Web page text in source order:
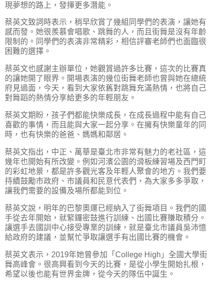
現夢想的路上，發揮更多潛能。
蔡英文致詞時表示，稍早欣賞了幾組同學們的表演，讓她有
感而發。她很羨慕會唱歌、跳舞的人，而且街舞是沒有年齡
限制的。同學們的表演非常精彩，相信評審老師們也面臨很
困難的選擇。
蔡英文也感謝主辦單位，她觀賞過許多比賽，這次的比賽真
的讓她開了眼界。開場表演的幾位街舞老師也曾與她在總統
府見過面，今天，看到大家依舊對跳舞充滿熱情，也將自己
對舞蹈的熱情分享給更多的年輕朋友。
蔡英文期盼，孩子們都能快樂成長，在成長過程中能有自己
喜歡的事情，而且能與大家一起分享。在擁有快樂童年的同
時，也有快樂的爸爸、媽媽和鄰居。
蔡英文指出，中正、萬華是臺北市非常有魅力的老社區，這
幾年也開始有所改變。例如河濱公園的滑板練習場及西門町
的彩虹地景，都是許多觀光客及年輕人聚會的地方。我們要
持續鼓勵市政府、市議員和民意代表們，為大家多多爭取，
讓我們需要的設備及場所都能到位。
蔡英文說，明年的巴黎奧運已經納入了街舞項目。我們的國
手從去年開始，就緊鑼密鼓進行訓練、出國比賽賺取積分。
讓選手去國訓中心接受專業的訓練，就是臺北市議員吳沛憶
給政府的建議，並幫忙爭取讓選手有出國比賽的機會。
蔡英文表示，2019年她曾參加「College High」全國大學街
舞高峰會。很高興看到今天的比賽，是從小學生開始扎根，
希望以後也能有世界金牌，從今天的隊伍中誕生。